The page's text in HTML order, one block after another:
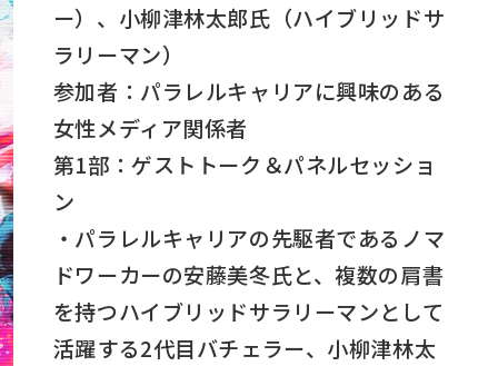
ー）、小柳津林太郎氏（ハイブリッドサ
ラリーマン）
参加者：パラレルキャリアに興味のある
女性メディア関係者
第1部：ゲストトーク＆パネルセッショ
ン
・パラレルキャリアの先駆者であるノマ
ドワーカーの安藤美冬氏と、複数の肩書
を持つハイブリッドサラリーマンとして
活躍する2代目バチェラー、小柳津林太